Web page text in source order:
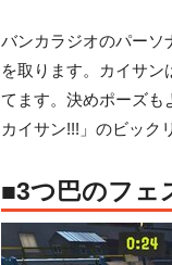
バンカラジオのパーソ
を取ります。カイサン
てます。決めポーズも
カイサン!!!」のビック
■3つ巴のフェ